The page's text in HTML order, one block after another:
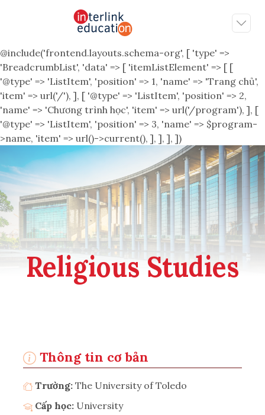
@include('frontend.layouts.schema-org', [ 'type' =>
'BreadcrumbList', 'data' => [ 'itemListElement' => [ [
'@type' => 'ListItem', 'position' => 1, 'name' => 'Trang chủ',
'item' => url('/'), ], [ '@type' => 'ListItem', 'position' => 2,
'name' => 'Chương trình học', 'item' => url('/program'), ], [
'@type' => 'ListItem', 'position' => 3, 'name' => $program-
>name, 'item' => url()->current(), ], ], ], ])
Religious Studies
Thông tin cơ bản
Trường: The University of Toledo
Cấp học: University